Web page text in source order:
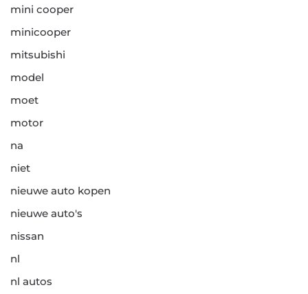
mini cooper
minicooper
mitsubishi
model
moet
motor
na
niet
nieuwe auto kopen
nieuwe auto's
nissan
nl
nl autos